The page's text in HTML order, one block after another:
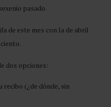
pasado.
de este mes con la de abril
dos opciones:
(¿de dónde, sin